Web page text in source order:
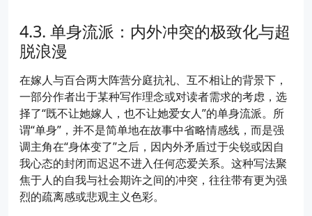
单身流派：内外冲突的极致化与超
脱浪漫
在嫁人与百合两大阵营分庭抗礼、互不相让的背景下，
一部分作者出于某种写作理念或对读者需求的考虑，选
择了“既不让她嫁人，也不让她爱女人”的单身流派。所
谓“单身”，并不是简单地在故事中省略情感线，而是强
调主角在“身体变了”之后，因内外矛盾过于尖锐或因自
我心态的封闭而迟迟不进入任何恋爱关系。这种写法聚
焦于人的自我与社会期许之间的冲突，往往带有更为强
烈的疏离感或悲观主义色彩。